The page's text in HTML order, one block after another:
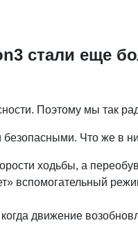
стали еще
Поэтому мы так
Что же в
ходьбы, а
вспомогательный
движение